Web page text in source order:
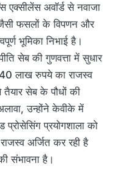
एक्सीलेंस अवॉर्ड से नवाजा
फसलों के विपणन और
भूमिका निभाई है।
सेब की गुणवत्ता में सुधार
लाख रुपये का राजस्व
सेब के पौधों की
उन्होंने केवीके में
प्रयोगशाला को
अर्जित कर रही है
संभावना है।